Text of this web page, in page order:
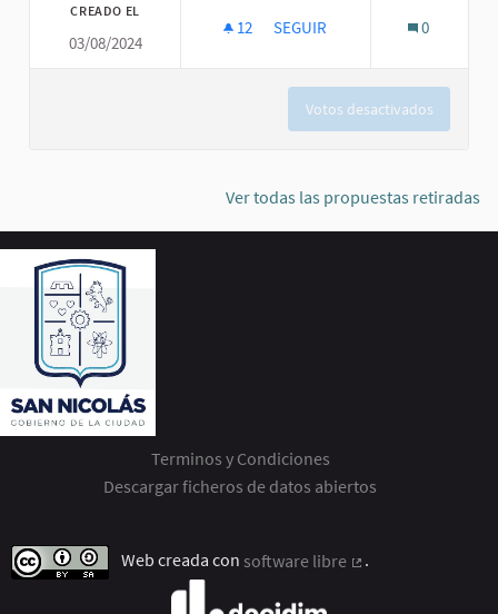
CREADO EL
03/08/2024
12 12 SEGUIDORAS
SEGUIR 0
Votos desactivados
Ver todas las propuestas retiradas
Terminos y Condiciones
Descargar ficheros de datos abiertos
Web creada con software libre
.